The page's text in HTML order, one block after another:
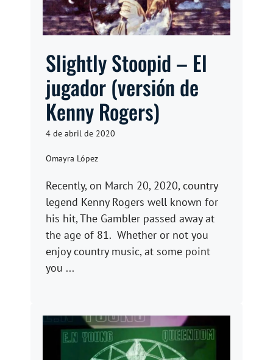
Slightly Stoopid – El
jugador (versión de
Kenny Rogers)
4 de abril de 2020
Omayra López
Recently, on March 20, 2020, country
legend Kenny Rogers well known for
his hit, The Gambler passed away at
the age of 81. Whether or not you
enjoy country music, at some point
you ...